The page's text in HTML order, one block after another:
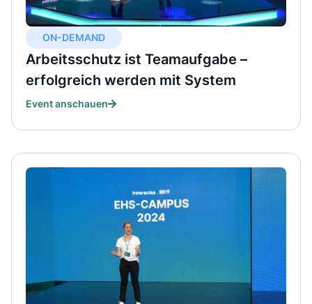
ON-DEMAND
Arbeitsschutz ist Teamaufgabe –
erfolgreich werden mit System
Event anschauen